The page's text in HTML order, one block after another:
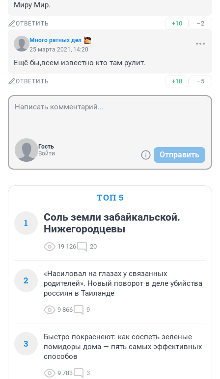
Миру Мир.
ОТВЕТИТЬ +10 –2
Много ратных дел
25 марта 2021, 14:20
Ещё бы,всем известно кто там рулит.
ОТВЕТИТЬ +18 –5
Гость
Войти
Отправить
ТОП 5
1
Соль земли забайкальской.
Нижегородцевы
19 126 20
2
«Насиловал на глазах у связанных
родителей». Новый поворот в деле убийства
россиян в Таиланде
9 866 9
3
Быстро покраснеют: как соспеть зеленые
помидоры дома — пять самых эффективных
способов
9 783 3